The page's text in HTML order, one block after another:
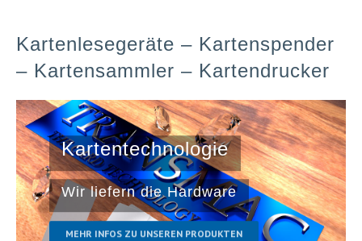
Kartenlesegeräte – Kartenspender
– Kartensammler – Kartendrucker
Kartentechnologie
Wir liefern die Hardware
MEHR INFOS ZU UNSEREN PRODUKTEN